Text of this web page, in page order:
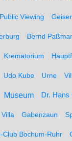
Public Viewing
Bernd
Krematorium
Udo Kube Urne
Museum Dr. Hans
Villa Gabenzaun
Club Bochum-Ruhr